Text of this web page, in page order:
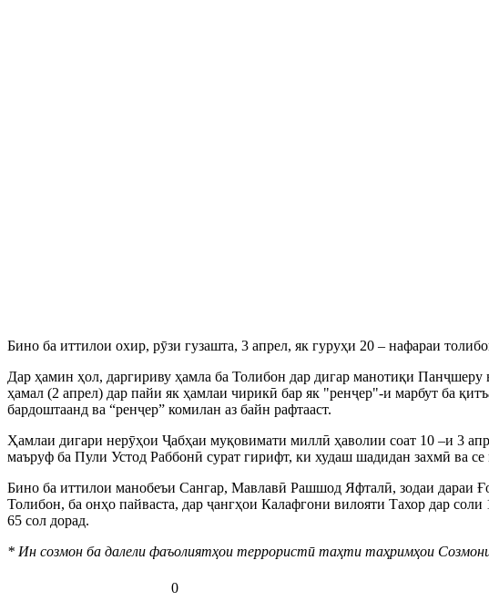
Бино ба иттилои охир, рӯзи гузашта, 3 апрел, як гуруҳи 20 – нафараи
Дар ҳамин ҳол, даргириву ҳамла ба Толибон дар дигар манотиқи
ҳамал (2 апрел) дар пайи як ҳамлаи чирикӣ бар як "ренҷер"-и марбут ба
бардоштаанд ва “ренҷер” комилан аз байн рафтааст.
Ҳамлаи дигари нерӯҳои Ҷабҳаи муқовимати миллӣ ҳаволии соат 10 –и 3
маъруф ба Пули Устод Раббонӣ сурат гирифт, ки худаш шадидан захмӣ ва
Бино ба иттилои манобеъи Сангар, Мавлавӣ Рашшод Яфталӣ, зодаи дараи
Толибон, ба онҳо пайваста, дар ҷангҳои Калафгони вилояти Тахор дар
65 сол дорад.
* Ин созмон ба далели фаъолиятҳои террористӣ таҳти таҳримҳои
0